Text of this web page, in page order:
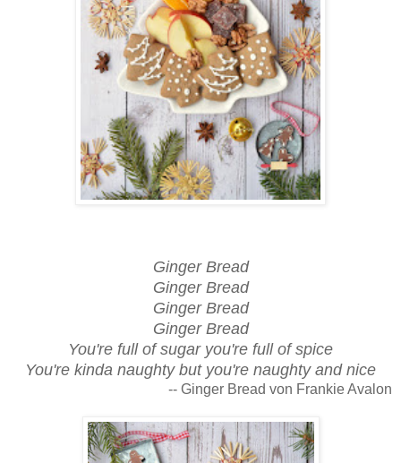
Ginger Bread
Ginger Bread
Ginger Bread
Ginger Bread
You're full of sugar you're full of spice
You're kinda naughty but you're naughty and nice
-- Ginger Bread von Frankie Avalon